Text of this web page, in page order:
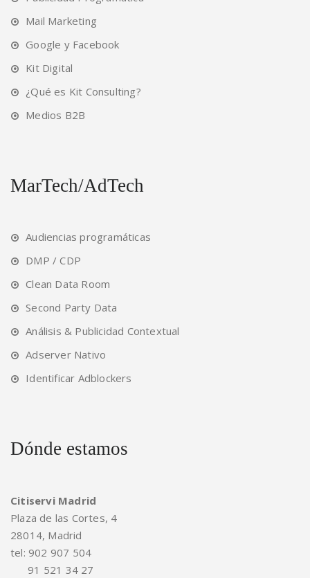
Mail Marketing
Google y Facebook
Kit Digital
¿Qué es Kit Consulting?
Medios B2B
MarTech/AdTech
Audiencias programáticas
DMP / CDP
Clean Data Room
Second Party Data
Análisis & Publicidad Contextual
Adserver Nativo
Identificar Adblockers
Dónde estamos
Citiservi Madrid
Plaza de las Cortes, 4
28014, Madrid
tel: 902 907 504
91 521 34 27